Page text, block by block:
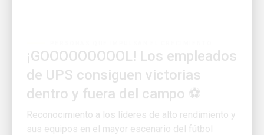
de UPS consiguen victorias
dentro y fuera del campo ⚽
Reconocimiento a los líderes de alto rendimiento y
sus equipos en el mayor escenario del fútbol